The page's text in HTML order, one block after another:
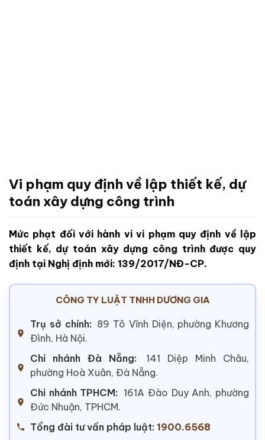
Vi phạm quy định về lập thiết kế, dự
toán xây dựng công trình
Mức phạt đối với hành vi vi phạm quy định về lập
thiết kế, dự toán xây dựng công trình được quy
định tại Nghị định mới: 139/2017/NĐ-CP.
CÔNG TY LUẬT TNHH DƯƠNG GIA
Trụ sở chính: 89 Tô Vĩnh Diện, phường Khương
Đình, Hà Nội.
Chi nhánh Đà Nẵng:
141 Diệp Minh Châu,
phường Hoà Xuân, Đà Nẵng.
Chi nhánh TPHCM: 161A Đào Duy Anh, phường
Đức Nhuận, TPHCM.
Tổng đài tư vấn pháp luật: 1900.6568